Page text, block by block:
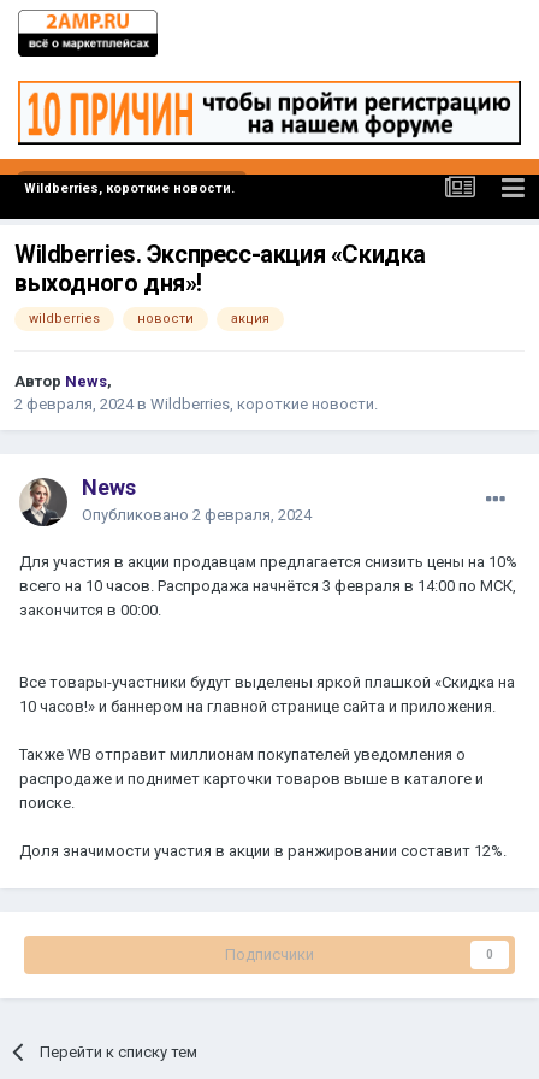
Wildberries, короткие новости.
Wildberries. Экспресс-акция «Скидка
выходного дня»!
wildberries новости акция
Автор News,
2 февраля, 2024в Wildberries, короткие новости.
News
Опубликовано 2 февраля, 2024
Для участия в акции продавцам предлагается снизить цены на 10%
всего на 10 часов. Распродажа начнётся 3 февраля в 14:00 по МСК,
закончится в 00:00.
Все товары-участники будут выделены яркой плашкой «Скидка на
10 часов!» и баннером на главной странице сайта и приложения.
Также WB отправит миллионам покупателей уведомления о
распродаже и поднимет карточки товаров выше в каталоге и
поиске.
Доля значимости участия в акции в ранжировании составит 12%.
Подписчики 0
Перейти к списку тем